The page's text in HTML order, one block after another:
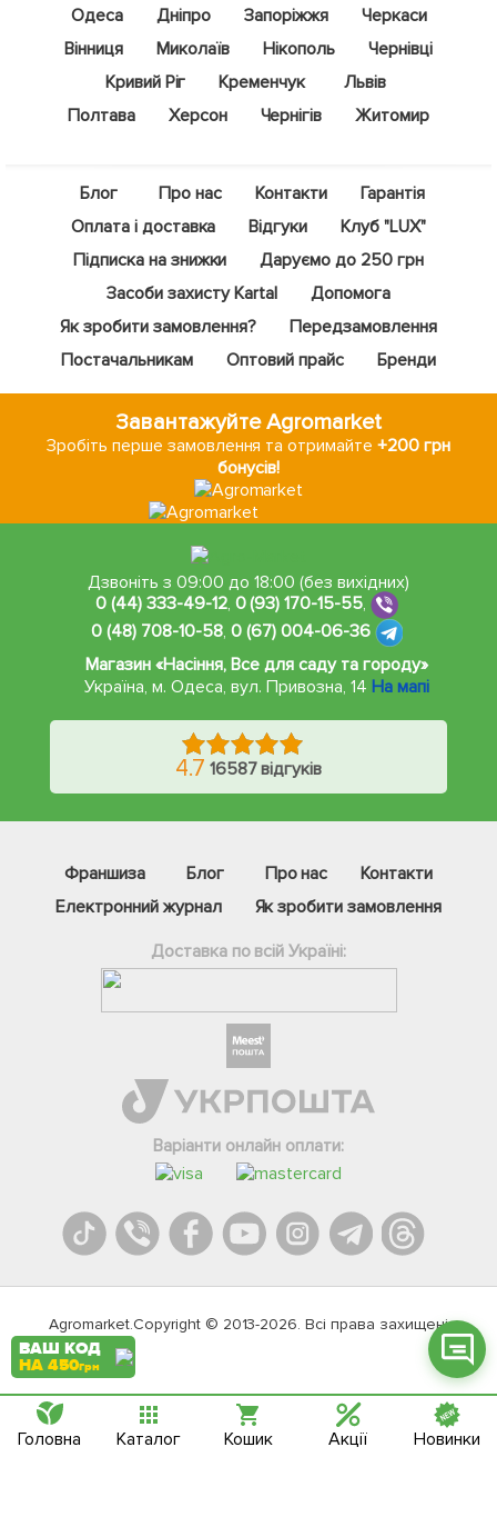
Одеса
Дніпро Запоріжжя
Черкаси
Вінниця
Миколаїв Нікополь
Чернівці
Кривий Ріг
Кременчук
Львів
Полтава
Херсон Чернігів Житомир
Блог Про нас Контакти
Гарантія
Оплата і доставка
Відгуки
Клуб "LUX"
Підписка на знижки
Даруємо до 250 грн
Засоби захисту Kartal
Допомога
Як зробити замовлення?
Передзамовлення
Постачальникам
Оптовий прайс Бренди
Завантажуйте Agromarket
Зробіть перше замовлення та отримайте+200 грн
бонусів!
Дзвоніть з 09:00 до 18:00 (без вихідних)
0 (44) 333-49-12, 0 (93) 170-15-55,
0 (48) 708-10-58, 0 (67) 004-06-36
Магазин «Насіння, Все для саду та городу»
Україна, м. Одеса,вул. Привозна, 14 На мапі
4.7 16587 відгуків
Франшиза Блог Про нас
Контакти
Електронний журнал
Як зробити замовлення
Доставка по всій Україні:
Варіанти онлайн оплати:
Agromarket.Copyright © 2013-2026. Всі права захищені
Фейсбук
Вайбер
Інстаграм
Онлайн чат
ВАШ КОД
НА 450грн
Головна Каталог Кошик Акції Новинки